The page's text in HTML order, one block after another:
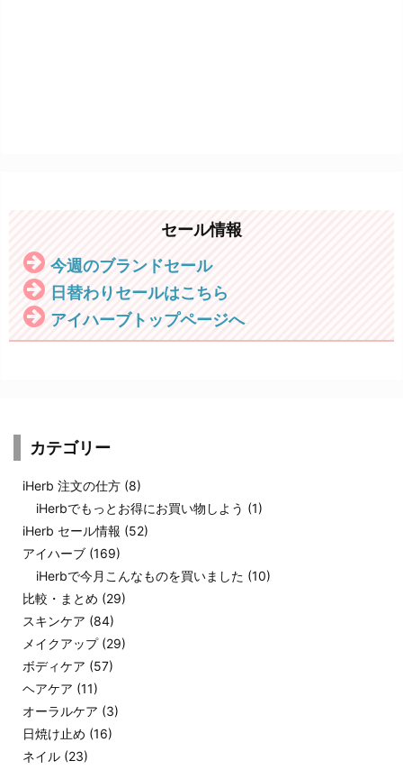
セール情報
今週のブランドセール
日替わりセールはこちら
アイハーブトップページへ
カテゴリー
iHerb 注文の仕方 (8)
iHerbでもっとお得にお買い物しよう (1)
iHerb セール情報 (52)
アイハーブ (169)
iHerbで今月こんなものを買いました (10)
比較・まとめ (29)
スキンケア (84)
メイクアップ (29)
ボディケア (57)
ヘアケア (11)
オーラルケア (3)
日焼け止め (16)
ネイル (23)